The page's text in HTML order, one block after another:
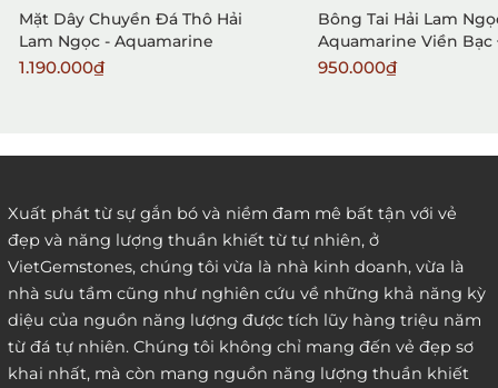
3. Đặt hàng thông quaemail hay chat trực tiếp với
chúng tôi:
Mặt Dây Chuyền Đá Thô Hải
Lam Ngọc - Aquamarine
1.190.000₫
Bông Tai Hải Lam
Aquamarine Viền
950.000₫
Xuất phát từ sự gắn bó và niềm đam mê bất tận với vẻ
đẹp và năng lượng thuần khiết từ tự nhiên, ở
VietGemstones, chúng tôi vừa là nhà kinh doanh, vừa là
nhà sưu tầm cũng như nghiên cứu về những khả năng kỳ
diệu của nguồn năng lượng được tích lũy hàng triệu năm
từ đá tự nhiên. Chúng tôi không chỉ mang đến vẻ đẹp sơ
khai nhất, mà còn mang nguồn năng lượng thuần khiết